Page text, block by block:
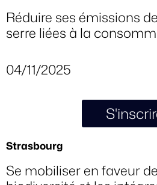
Réduire ses émissions
serre liées à la
04/11/2025
Strasbourg
Se mobiliser en faveur